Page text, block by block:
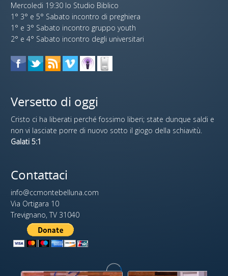
Mercoledi 19:30 lo Studio Biblico
1° 3° e 5° Sabato incontro di preghiera
1° e 3° Sabato incontro gruppo youth
2° e 4° Sabato incontro degli universitari
Versetto di oggi
Cristo ci ha liberati perché fossimo liberi; state dunque saldi e
non vi lasciate porre di nuovo sotto il giogo della schiavitù.
Galati 5:1
Contattaci
info@ccmontebelluna.com
Via Ortigara 10
Trevignano, TV 31040